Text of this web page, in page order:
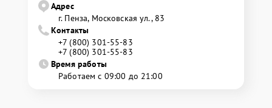
Адрес
г. Пенза, Московская ул., 83
Контакты
+7 (800) 301-55-83
+7 (800) 301-55-83
Время работы
Работаем с 09:00 до 21:00